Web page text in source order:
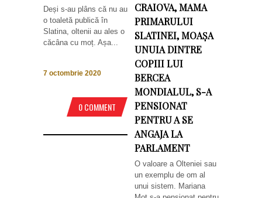
Deși s-au plâns că nu au
o toaletă publică în
Slatina, oltenii au ales o
căcâna cu moț. Așa...
7 octombrie 2020
0 COMMENT
CRAIOVA, MAMA
PRIMARULUI
SLATINEI, MOAȘA
UNUIA DINTRE
COPIII LUI
BERCEA
MONDIALUL, S-A
PENSIONAT
PENTRU A SE
ANGAJA LA
PARLAMENT
O valoare a Olteniei sau
un exemplu de om al
unui sistem. Mariana